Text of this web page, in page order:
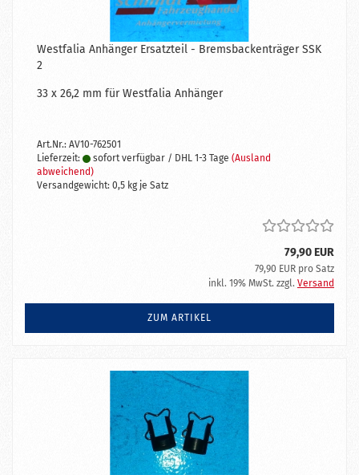
Westfalia Anhänger Ersatzteil - Bremsbackenträger SSK
2
33 x 26,2 mm für Westfalia Anhänger
Art.Nr.: AV10-762501
Lieferzeit:
sofort verfügbar / DHL 1-3 Tage (Ausland
abweichend)
Versandgewicht: 0,5 kg je Satz
79,90 EUR
79,90 EUR pro Satz
inkl. 19% MwSt. zzgl. Versand
ZUM ARTIKEL